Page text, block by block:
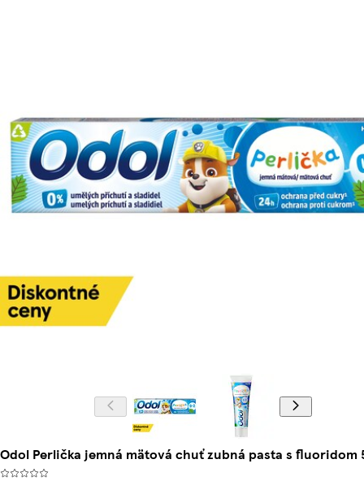
Odol Perlička jemná mätová chuť zubná pasta s fluoridom